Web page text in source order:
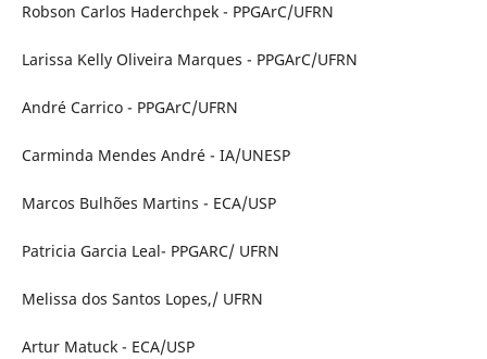
Robson Carlos Haderchpek - PPGArC/UFRN
Larissa Kelly Oliveira Marques - PPGArC/UFRN
André Carrico - PPGArC/UFRN
Carminda Mendes André - IA/UNESP
Marcos Bulhões Martins - ECA/USP
Patricia Garcia Leal- PPGARC/ UFRN
Melissa dos Santos Lopes,/ UFRN
Artur Matuck - ECA/USP